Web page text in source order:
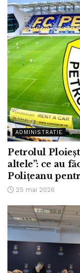
ADMINISTRATIE
Petrolul
altele”: ce au
Polițeanu
25 mai 2026